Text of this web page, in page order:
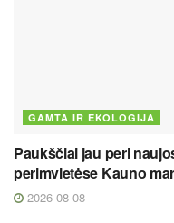
GAMTA IR EKOLOGIJA
Paukščiai jau peri
perimvietėse Kauno
2026 08 08